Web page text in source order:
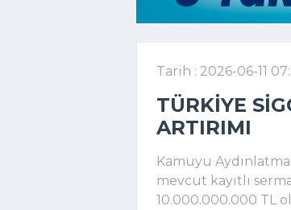
Tarih : 2026-06-11
TÜRKIYE
ARTIRIMI
Kamuyu
mevcut kayıtlı
10.000.000.000 TL